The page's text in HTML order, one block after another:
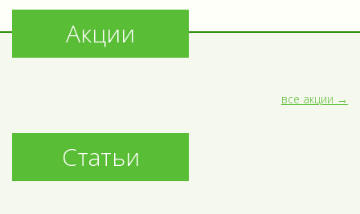
Акции
все акции
Статьи